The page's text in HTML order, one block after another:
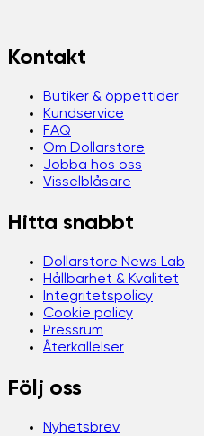
Kontakt
Butiker & öppettider
Kundservice
FAQ
Om Dollarstore
Jobba hos oss
Visselblåsare
Hitta snabbt
Dollarstore News Lab
Hållbarhet & Kvalitet
Integritetspolicy
Cookie policy
Pressrum
Återkallelser
Följ oss
Nyhetsbrev